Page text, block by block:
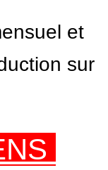
et
sur